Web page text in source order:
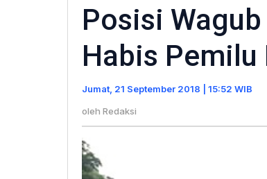
Peganti
Sandi
Bisa
Habis
Legislatif
Posisi
Habis
Jumat, 21 September 2018 | 15:52 WIB
oleh Redaksi